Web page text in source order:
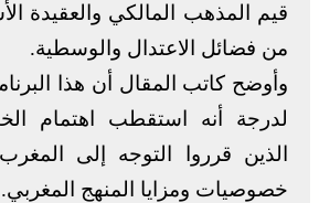
قيم المذهب المالكي والعقيدة
من فضائل الاعتدال والوسطية.
وأوضح كاتب المقال أن هذا
لدرجة أنه استقطب اهتمام
الذين قرروا التوجه إلى
خصوصيات ومزايا المنهج المغربي.